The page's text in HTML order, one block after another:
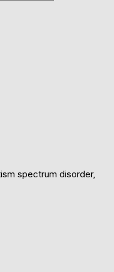
spectrum disorder,